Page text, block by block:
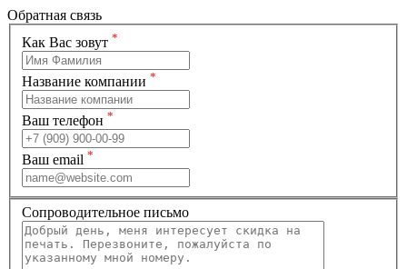
Обратная связь
Как Вас зовут *
Название компании *
Ваш телефон *
Ваш email *
Сопроводительное письмо